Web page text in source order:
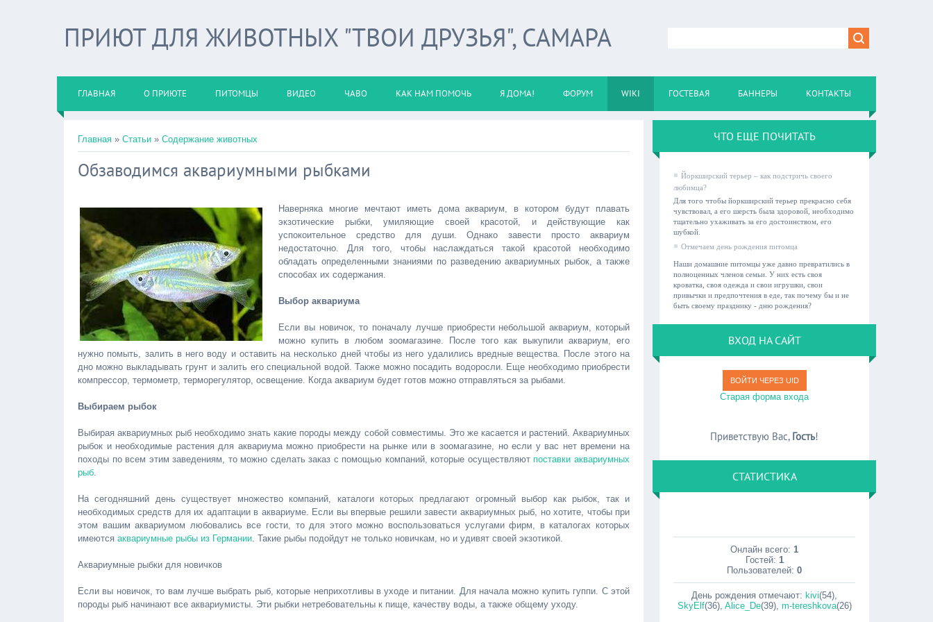
ПРИЮТ ДЛЯ ЖИВОТНЫХ "ТВОИ ДРУЗЬЯ", САМАРА
ГЛАВНАЯ О ПРИЮТЕ ПИТОМЦЫ ВИДЕО ЧАВО КАК НАМ ПОМОЧЬ Я ДОМА! ФОРУМ WIKI ГОСТЕВАЯ БАННЕРЫ КОНТАКТЫ
Главная » Статьи » Содержание животных
Обзаводимся аквариумными рыбками
Наверняка многие мечтают иметь дома аквариум, в котором будут плавать
экзотические рыбки, умиляющие своей красотой, и действующие как
успокоительное средство для души. Однако завести просто аквариум
недостаточно. Для того, чтобы наслаждаться такой красотой необходимо
обладать определенными знаниями по разведению аквариумных рыбок, а также
способах их содержания.
Выбор аквариума
Если вы новичок, то поначалу лучше приобрести небольшой аквариум, который
можно купить в любом зоомагазине. После того как выкупили аквариум, его
нужно помыть, залить в него воду и оставить на несколько дней чтобы из него удалились вредные вещества. После этого на
дно можно выкладывать грунт и залить его специальной водой. Также можно посадить водоросли. Еще необходимо приобрести
компрессор, термометр, терморегулятор, освещение. Когда аквариум будет готов можно отправляться за рыбами.
Выбираем рыбок
Выбирая аквариумных рыб необходимо знать какие породы между собой совместимы. Это же касается и растений. Аквариумных
рыбок и необходимые растения для аквариума можно приобрести на рынке или в зоомагазине, но если у вас нет времени на
походы по всем этим заведениям, то можно сделать заказ с помощью компаний, которые осуществляют поставки аквариумных
рыб.
На сегодняшний день существует множество компаний, каталоги которых предлагают огромный выбор как рыбок, так и
необходимых средств для их адаптации в аквариуме. Если вы впервые решили завести аквариумных рыб, но хотите, чтобы при
этом вашим аквариумом любовались все гости, то для этого можно воспользоваться услугами фирм, в каталогах которых
имеются аквариумные рыбы из Германии. Такие рыбы подойдут не только новичкам, но и удивят своей экзотикой.
Аквариумные рыбки для новичков
Если вы новичок, то вам лучше выбрать рыб, которые неприхотливы в уходе и питании. Для начала можно купить гуппи. С этой
породы рыб начинают все аквариумисты. Эти рыбки нетребовательны к пище, качеству воды, а также общему уходу.
ЧТО ЕЩЕ ПОЧИТАТЬ
Йоркширский терьер – как подстричь своего
любимца?
Для того чтобы йоркширский терьер прекрасно себя
чувствовал, а его шерсть была здоровой, необходимо
тщательно ухаживать за его достоинством, его
шубкой.
Отмечаем день рождения питомца
Наши домашние питомцы уже давно превратились в
полноценных членов семьи. У них есть своя
кроватка, своя одежда и свои игрушки, свои
привычки и предпочтения в еде, так почему бы и не
быть своему празднику - дню рождения?
ВХОД НА САЙТ
ВОЙТИ ЧЕРЕЗ UID
Старая форма входа
Приветствую Вас, Гость!
СТАТИСТИКА
Онлайн всего:1
Гостей: 1
Пользователей:0
День рождения отмечают: kivi(54),
SkyElf(36), Alice_De(39), m-tereshkova(26)